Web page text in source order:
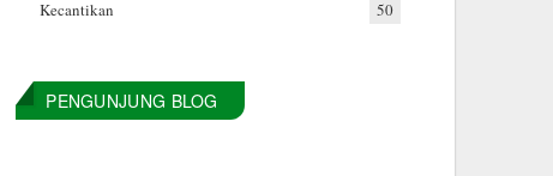
Kecantikan 50
PENGUNJUNG BLOG